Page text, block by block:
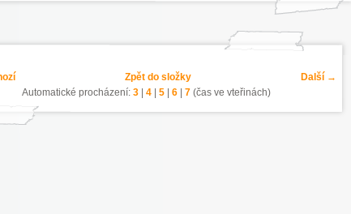
Další →
Zpět do složky
Automatické procházení: 3 | 4 | 5 | 6 | 7 (čas ve vteřinách)